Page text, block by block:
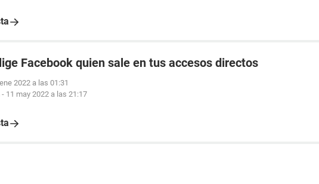
Facebook quien sale en tus accesos directos
2022 a las 01:31
- 11 may 2022 a las 21:17